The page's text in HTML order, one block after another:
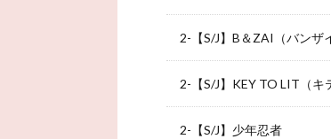
2-【S/J】B＆ZAI（バンザ
2-【S/J】KEY TO LIT（キ
2-【S/J】少年忍者